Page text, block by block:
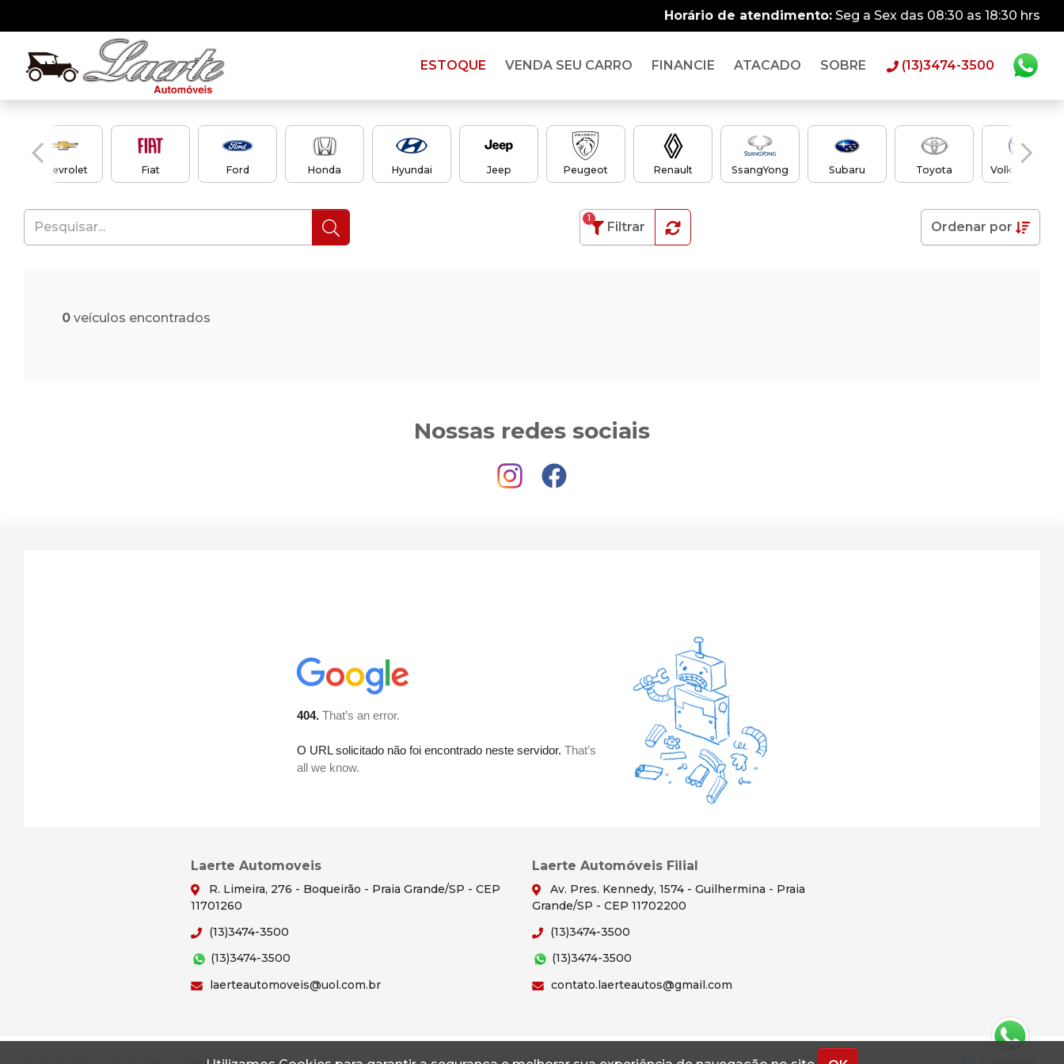
Horário de atendimento: Seg a Sex das 08:30 as 18:30 hrs
ESTOQUE VENDA SEU CARRO FINANCIE ATACADO SOBRE (13)3474-3500
Chevrolet Fiat Ford Honda Hyundai Jeep Peugeot Renault SsangYong Subaru Toyota Volkswagen
Filtrar
1
Ordenar por
0 veículos encontrados
Nossas redes sociais
Laerte Automoveis
R. Limeira, 276 - Boqueirão - Praia Grande/SP - CEP
11701260
(13)3474-3500
(13)3474-3500
laerteautomoveis@uol.com.br
Laerte Automóveis Filial
Av. Pres. Kennedy, 1574 - Guilhermina - Praia
Grande/SP - CEP 11702200
(13)3474-3500
(13)3474-3500
contato.laerteautos@gmail.com